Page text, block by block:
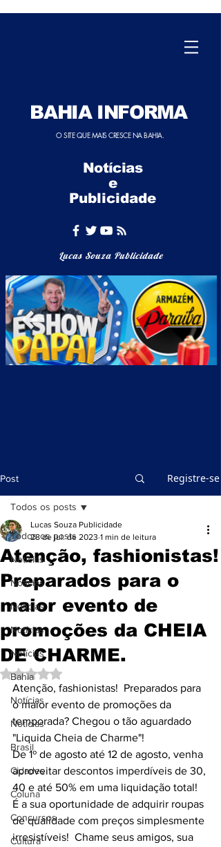
BAHIA INFORMA
O SITE QUE MAIS CRESCE NA BAHIA.
Notícias
e
Publicidade
Lucas Souza Publicidade
Post Registre-se
Todos os posts
Notícias
Notícias
Notícias
Notícias
Notícias
Bahia
Notícias
Notícias
Brasil
Cidades
Coluna
Concursos
Cultura
Todos os posts
Atenção, fashionistas!
Preparados para o
maior evento de
promoções da CHEIA
DE CHARME.
Lucas Souza Publicidade
28 de jul. de 2023 1 min de leitura
Avaliado com NaN de 5 estrelas.
Atenção, fashionistas!  Preparados para
o maior evento de promoções da
temporada? Chegou o tão aguardado
"Liquida Cheia de Charme"!
De 1º de agosto até 12 de agosto, venha
aproveitar descontos imperdíveis de 30,
40 e até 50% em uma liquidação total!
É a sua oportunidade de adquirir roupas
de qualidade com preços simplesmente
irresistíveis!  Chame seus amigos, sua